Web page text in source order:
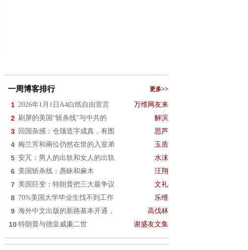
一周博客排行 更多>>
1 2026年1月1日A4白纸自由宣言 万维网友来
2 刷屏的美国“斩杀线”与中共的 解滨
3 回国杂感：仓颉造字成真，有图 思芦
4 梅兰芳和兩位仍然在世的入室弟 玉质
5 安芃：男人的出轨和女人的出轨 水沫
6 美国斩杀线：愚昧和麻木 汪翔
7 美国巨变：特朗普把三大最争议 文礼
8 70%美国大学毕业生找不到工作 乐维
9 海外中文出版的新路基本开通， 高伐林
10 特朗普与德皇威廉二世 谢盛友文集